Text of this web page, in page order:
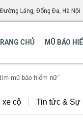
Láng, Đống Đa, Hà Nội
CHỦ MŨ BẢO
mũ bảo hiểm nữ”
xe cộ Tin tức & Sự